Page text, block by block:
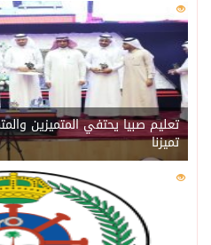
217
تعليم صبيا يحتفي المتميزين
تميزنا
211